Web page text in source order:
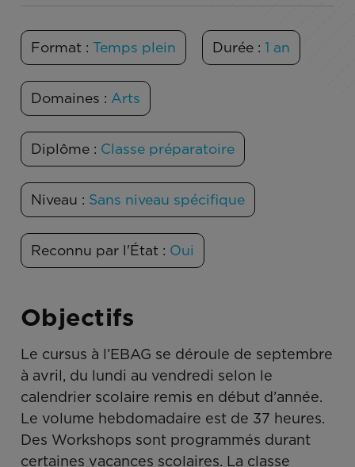
Format :Temps plein Durée :1 an
Domaines : Arts
Diplôme : Classe préparatoire
Niveau : Sans niveau spécifique
Reconnu par l'État : Oui
Objectifs
Le cursus à l’EBAG se déroule de septembre
à avril, du lundi au vendredi selon le
calendrier scolaire remis en début d’année.
Le volume hebdomadaire est de 37 heures.
Des Workshops sont programmés durant
certaines vacances scolaires. La classe